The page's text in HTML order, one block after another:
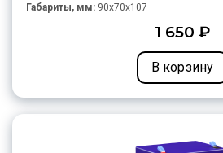
Габариты, мм: 90x70x107
1 650 ₽
В корзину